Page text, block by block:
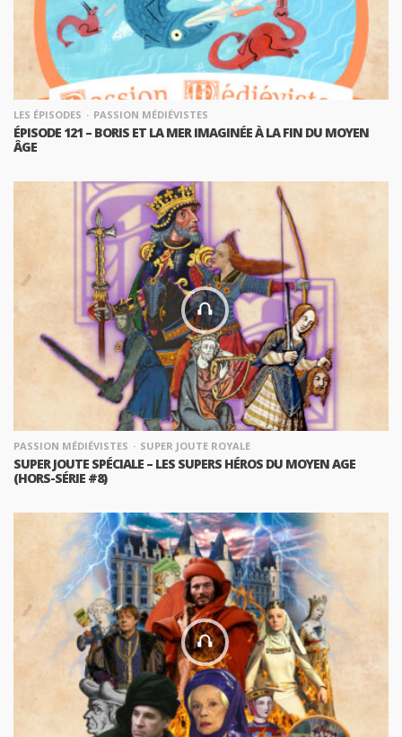
LES ÉPISODES PASSION MÉDIÉVISTES
ÉPISODE 121 – BORIS ET LA MER IMAGINÉE À LA FIN DU MOYEN
ÂGE
PASSION MÉDIÉVISTES SUPER JOUTE ROYALE
SUPER JOUTE SPÉCIALE – LES SUPERS HÉROS DU MOYEN AGE
(HORS-SÉRIE #8)